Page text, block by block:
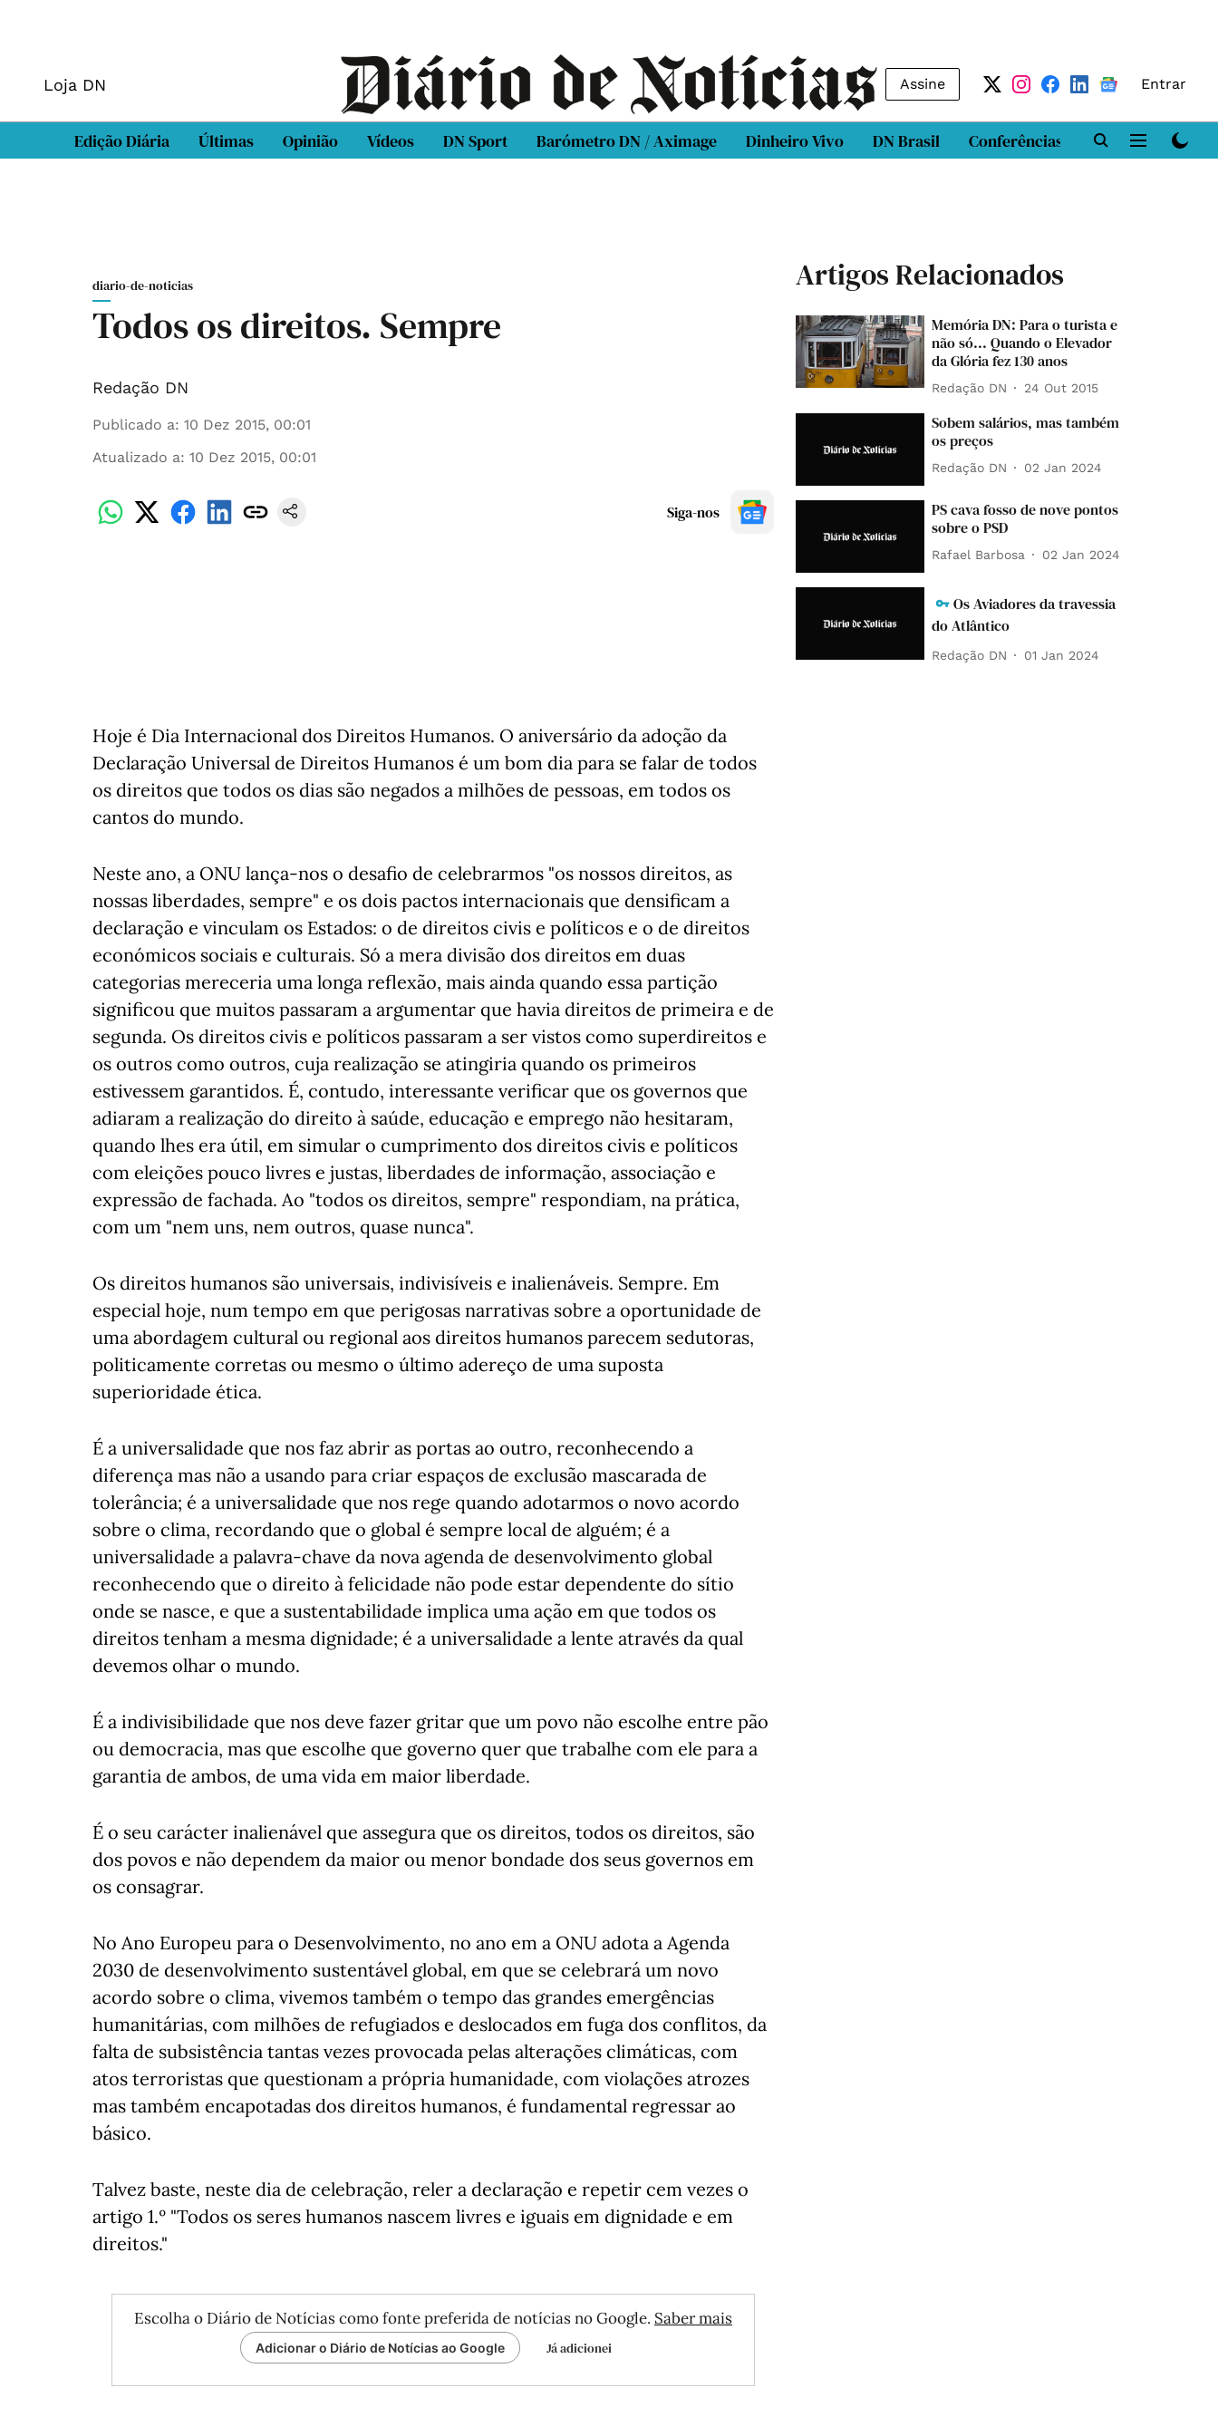
Loja DN Assine Entrar
Edição Diária Últimas Opinião Vídeos DN Sport Barómetro DN / Aximage Dinheiro Vivo DN Brasil Conferências DN LAB
diario-de-noticias
Todos os direitos. Sempre
Redação DN
Publicado a: 10 Dez 2015, 00:01
Atualizado a: 10 Dez 2015, 00:01
Siga-nos
Hoje é Dia Internacional dos Direitos Humanos. O aniversário da adoção da
Declaração Universal de Direitos Humanos é um bom dia para se falar de todos
os direitos que todos os dias são negados a milhões de pessoas, em todos os
cantos do mundo.
Neste ano, a ONU lança-nos o desafio de celebrarmos "os nossos direitos, as
nossas liberdades, sempre" e os dois pactos internacionais que densificam a
declaração e vinculam os Estados: o de direitos civis e políticos e o de direitos
económicos sociais e culturais. Só a mera divisão dos direitos em duas
categorias mereceria uma longa reflexão, mais ainda quando essa partição
significou que muitos passaram a argumentar que havia direitos de primeira e de
segunda. Os direitos civis e políticos passaram a ser vistos como superdireitos e
os outros como outros, cuja realização se atingiria quando os primeiros
estivessem garantidos. É, contudo, interessante verificar que os governos que
adiaram a realização do direito à saúde, educação e emprego não hesitaram,
quando lhes era útil, em simular o cumprimento dos direitos civis e políticos
com eleições pouco livres e justas, liberdades de informação, associação e
expressão de fachada. Ao "todos os direitos, sempre" respondiam, na prática,
com um "nem uns, nem outros, quase nunca".
Os direitos humanos são universais, indivisíveis e inalienáveis. Sempre. Em
especial hoje, num tempo em que perigosas narrativas sobre a oportunidade de
uma abordagem cultural ou regional aos direitos humanos parecem sedutoras,
politicamente corretas ou mesmo o último adereço de uma suposta
superioridade ética.
É a universalidade que nos faz abrir as portas ao outro, reconhecendo a
diferença mas não a usando para criar espaços de exclusão mascarada de
tolerância; é a universalidade que nos rege quando adotarmos o novo acordo
sobre o clima, recordando que o global é sempre local de alguém; é a
universalidade a palavra-chave da nova agenda de desenvolvimento global
reconhecendo que o direito à felicidade não pode estar dependente do sítio
onde se nasce, e que a sustentabilidade implica uma ação em que todos os
direitos tenham a mesma dignidade; é a universalidade a lente através da qual
devemos olhar o mundo.
É a indivisibilidade que nos deve fazer gritar que um povo não escolhe entre pão
ou democracia, mas que escolhe que governo quer que trabalhe com ele para a
garantia de ambos, de uma vida em maior liberdade.
É o seu carácter inalienável que assegura que os direitos, todos os direitos, são
dos povos e não dependem da maior ou menor bondade dos seus governos em
os consagrar.
No Ano Europeu para o Desenvolvimento, no ano em a ONU adota a Agenda
2030 de desenvolvimento sustentável global, em que se celebrará um novo
acordo sobre o clima, vivemos também o tempo das grandes emergências
humanitárias, com milhões de refugiados e deslocados em fuga dos conflitos, da
falta de subsistência tantas vezes provocada pelas alterações climáticas, com
atos terroristas que questionam a própria humanidade, com violações atrozes
mas também encapotadas dos direitos humanos, é fundamental regressar ao
básico.
Talvez baste, neste dia de celebração, reler a declaração e repetir cem vezes o
artigo 1.º "Todos os seres humanos nascem livres e iguais em dignidade e em
direitos."
Escolha o Diário de Notícias como fonte preferida de notícias no Google. Saber mais
Adicionar o Diário de Notícias ao Google Já adicionei
Artigos Relacionados
Memória DN: Para o turista e
não só... Quando o Elevador
da Glória fez 130 anos
Redação DN 24 Out 2015
Sobem salários, mas também
os preços
Redação DN 02 Jan 2024
PS cava fosso de nove pontos
sobre o PSD
Rafael Barbosa 02 Jan 2024
Os Aviadores da travessia
do Atlântico
Redação DN 01 Jan 2024